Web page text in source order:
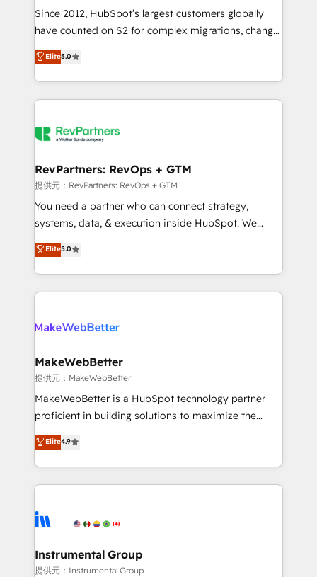
future.” Others agree it is proof of trust built through
measurable impact.
Since 2012, HubSpot’s largest customers globally
have counted on S2 for complex migrations, change
management, systems integration, and creative
solutions that deliver measurable impact and
transform brand experiences As one of the few full-
service creative agencies in the HubSpot
winning design to build scalable, globally
marketing campaigns, & RevOps frameworks that
fuel long-term success We connect the entire
customer lifecycle through seamless integrations,
ensure long-term adoption with change-
and service to drive sustainable growth With 6 key
HubSpot accreditations and experience across
Elite5.0
RevPartners: RevOps + GTM
提供元：RevPartners: RevOps + GTM
You need a partner who can connect strategy,
systems, data, & execution inside HubSpot. We
bridge the gap where most agencies fall short by
combining GTM strategy with technical execution to
solve the right problem with the right solution. As the
only firm in the world to hold Elite Partner
clients gain a unique advantage in CRM architecture,
market execution. Why B2B Businesses Choose RP: -
Secure: Soc2 compliant 🛡️ - Pricing: Implementations
starting at $1,5k 💵 - Speed: Launch in 14 days ⚡ -
Global: 75+ RPers across five continents 🌐 - Scale:
HubSpot Partner 🪴 - Sales Hub: More
implementations than any other Partner 💻 -
agency for an Ops problem. Don't hire a technical
agency for a growth problem. Hire a partner built to
Elite5.0
MakeWebBetter
提供元：MakeWebBetter
MakeWebBetter is a HubSpot technology partner
proficient in building solutions to maximize the
operational efficiency of HubSpot. The fastest-
growing tech-enabler & facilitator, MakeWebBetter,
hands you the blend of HubSpot expertise &
eminent solutions & integrations. Trust us to
Elite Partners with 10+ years of HubSpot experience
Premier Partner 2023 🌟5 HubSpot Accreditations 🌟
Won HubSpot Theme Challenge 2021 🌟INBOUND’19
Elite4.9
Instrumental Group
提供元：Instrumental Group